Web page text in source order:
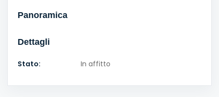
Panoramica
Dettagli
Stato: In affitto